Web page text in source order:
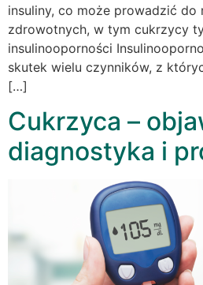
insuliny, co może prowadzić
zdrowotnych, w tym cukrzycy
insulinooporności
skutek wielu czynników, z
[…]
Cukrzyca –
diagnostyka i